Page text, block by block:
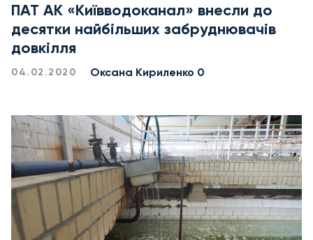
ПАТ АК «Київводоканал» внесли до
десятки найбільших забруднювачів
довкілля
04.02.2020 Оксана Кириленко 0